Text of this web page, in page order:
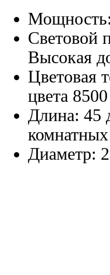
Световой
Высокая
Цветовая
цвета
Длина: 45
Диаметр: